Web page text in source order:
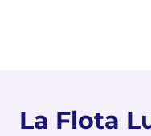
La Flota